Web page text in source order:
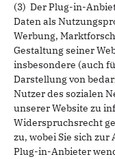
(3) Der Plug-in-
Daten als
Werbung,
Gestaltung seiner
insbesondere (auch
Darstellung von
Nutzer des sozialen
unserer Website zu
Widerspruchsrecht
zu, wobei Sie sich
Plug-in-Anbieter